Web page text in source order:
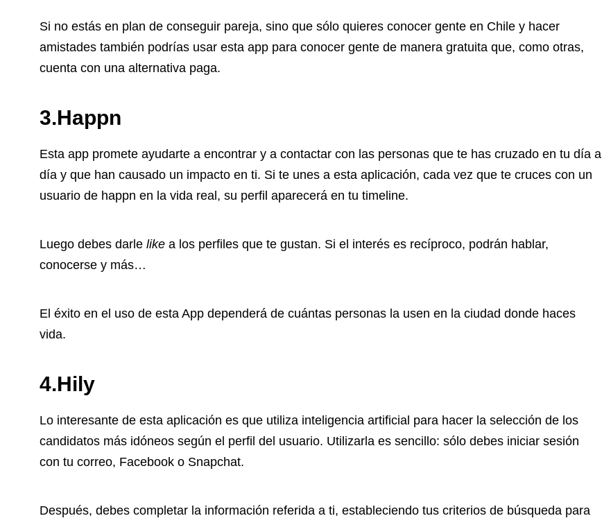
Si no estás en plan de conseguir pareja, sino que sólo quieres conocer gente en Chile y hacer
amistades también podrías usar esta app para conocer gente de manera gratuita que, como otras,
cuenta con una alternativa paga.
3.Happn
Esta app promete ayudarte a encontrar y a contactar con las personas que te has cruzado en tu día a
día y que han causado un impacto en ti. Si te unes a esta aplicación, cada vez que te cruces con un
usuario de happn en la vida real, su perfil aparecerá en tu timeline.
Luego debes darle like a los perfiles que te gustan. Si el interés es recíproco, podrán hablar,
conocerse y más…
El éxito en el uso de esta App dependerá de cuántas personas la usen en la ciudad donde haces
vida.
4.Hily
Lo interesante de esta aplicación es que utiliza inteligencia artificial para hacer la selección de los
candidatos más idóneos según el perfil del usuario. Utilizarla es sencillo: sólo debes iniciar sesión
con tu correo, Facebook o Snapchat.
Después, debes completar la información referida a ti, estableciendo tus criterios de búsqueda para